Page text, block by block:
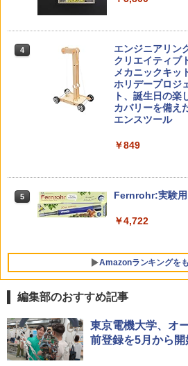
4
「ことばで伝え
ち 誰が〈こと
￥1,870
ゼロからわかる
￥1,430
￥4,046
Amazon Fire
チ) ディズニー
対象年齢6歳か
ンツが1年間使い
￥26,980
5
くもん出版
上 KUMON LK-10
戦！編
￥1,320
OK（重版：10
4
エンジニアリン
クリエイティブ
メカニックキッ
ホリデープロジ
ト、誕生日の楽
カバリーを備え
エンスツール
￥849
5 Fernrohr:実験用
￥4,722
Amazonランキングを
編集部のおすすめ記事
東京電機大学、オ
前登録を5月から開